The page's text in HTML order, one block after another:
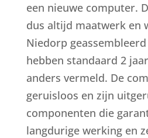
een nieuwe computer.
dus altijd maatwerk en
Niedorp
hebben standaard 2
anders vermeld. De
geruisloos en zijn
componenten die
langdurige werking en